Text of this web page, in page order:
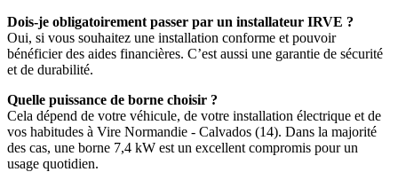
Dois-je obligatoirement passer par un installateur IRVE ?
Oui, si vous souhaitez une installation conforme et pouvoir
bénéficier des aides financières. C’est aussi une garantie de sécurité
et de durabilité.
Quelle puissance de borne choisir ?
Cela dépend de votre véhicule, de votre installation électrique et de
vos habitudes à Vire Normandie - Calvados (14). Dans la majorité
des cas, une borne 7,4 kW est un excellent compromis pour un
usage quotidien.